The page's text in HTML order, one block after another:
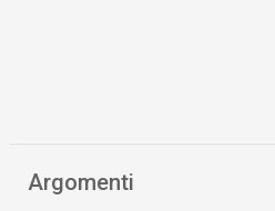
Argomenti